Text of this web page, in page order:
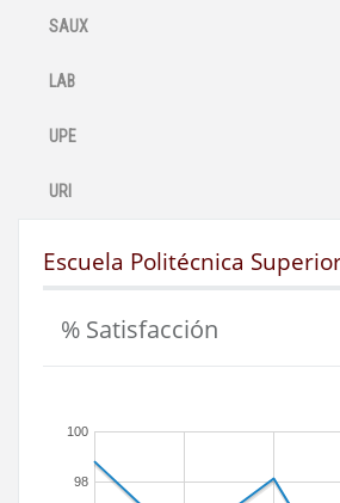
SAUX
LAB
UPE
URI
Escuela Politécnica
% Satisfacción
98
100